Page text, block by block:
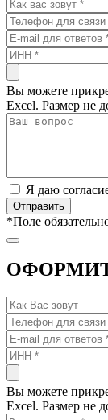
Вы можете
Excel. Размер не
Я даю
*Поле
Вы можете
Excel. Размер не